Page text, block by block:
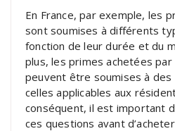
En France, par exemple, les
sont soumises à différents
fonction de leur durée et du
plus, les primes achetées
peuvent être soumises à
celles applicables aux
conséquent, il est important
ces questions avant